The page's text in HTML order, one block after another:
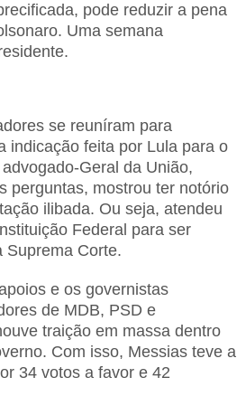
pode reduzir a pena
Uma semana
se reuníram para
indicação feita por Lula para o
Geral da União,
perguntas, mostrou ter notório
ilibada. Ou seja, atendeu
Federal para ser
Suprema Corte.
e os governistas
de MDB, PSD e
traição em massa dentro
Com isso, Messias teve a
34 votos a favor e 42